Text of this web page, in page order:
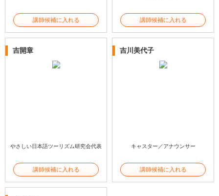
講師候補に入れる 講師候補に入れる
吉開章
やさしい日本語ツーリズム研究会代表
講師候補に入れる
吉川美代子
キャスター／アナウンサー
講師候補に入れる